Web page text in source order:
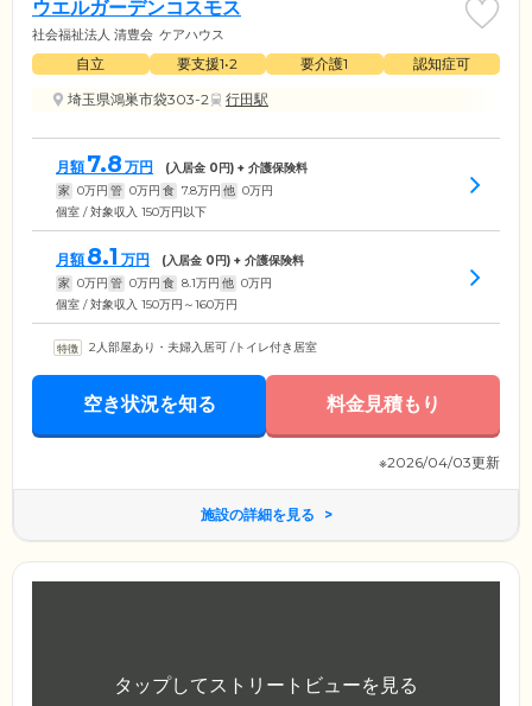
ウエルガーデンコスモス
社会福祉法人 清豊会 ケアハウス
自立 要支援1•2 要介護1
認知症可
埼玉県鴻巣市袋303-2
行田駅
月額 7.8 万円 (入居金 0円) + 介護保険料
家 0万円 管 0万円 食 7.8万円 他 0万円
個室 / 対象収入 150万円以下
月額 8.1 万円 (入居金 0円) + 介護保険料
家 0万円 管 0万円 食 8.1万円 他 0万円
個室 / 対象収入 150万円～160万円
2人部屋あり・夫婦入居可 /トイレ付き居室
空き状況を知る 料金見積もり
※2026/04/03更新
施設の詳細を見る